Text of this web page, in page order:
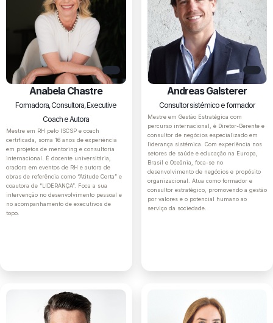
Anabela Chastre
Formadora, Consultora, Executive
Coach e Autora
Mestre em RH pelo ISCSP e coach
certificada, soma 16 anos de experiência
em projetos de mentoring e consultoria
internacional. É docente universitária,
oradora em eventos de RH e autora de
obras de referência como “Atitude Certa” e
coautora de “LIDERANÇA”. Foca a sua
intervenção no desenvolvimento pessoal e
no acompanhamento de executivos de
topo.
Andreas Galsterer
Consultor sistémico e formador
Mestre em Gestão Estratégica com
percurso internacional, é Diretor-Gerente e
consultor de negócios especializado em
liderança sistémica. Com experiência nos
setores de saúde e educação na Europa,
Brasil e Oceânia, foca-se no
desenvolvimento de negócios e propósito
organizacional. Atua como formador e
consultor estratégico, promovendo a gestão
por valores e o potencial humano ao
serviço da sociedade.